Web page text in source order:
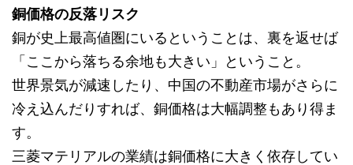
銅価格の反落リスク
銅が史上最高値圏にいるということは、裏を返せば
「ここから落ちる余地も大きい」ということ。
世界景気が減速したり、中国の不動産市場がさらに
冷え込んだりすれば、銅価格は大幅調整もあり得ま
す。
三菱マテリアルの業績は銅価格に大きく依存してい